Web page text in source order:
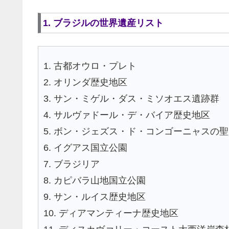
1. ブラジルの世界遺産リスト
1. 古都オウロ・プレト
2. オリンダ歴史地区
3. サン・ミゲル・ダス・ミソオエス遺跡群
4. サルヴァドール・デ・バイア歴史地区
5. ボン・ジェズス・ド・コンゴーニャスの
6. イグアス国立公園
7. ブラジリア
8. カピバラ山地国立公園
9. サン・ルイス歴史地区
10. ディアマンティーナ歴史地区